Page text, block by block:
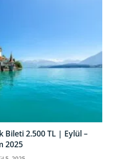
Bileti 2.500 TL | Eylül –
2025